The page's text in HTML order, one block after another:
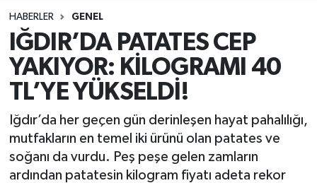
HABERLER GENEL
IĞDIR’DA PATATES CEP
YAKIYOR: KİLOGRAMI 40
TL’YE YÜKSELDİ!
Iğdır’da her geçen gün derinleşen hayat pahalılığı,
mutfakların en temel iki ürünü olan patates ve
soğanı da vurdu. Peş peşe gelen zamların
ardından patatesin kilogram fiyatı adeta rekor
Son Dakika Haberleri
Haber Arşivi